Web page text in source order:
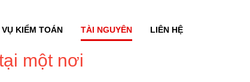
VỤ KIỂM TOÁN TÀI NGUYÊN LIÊN HỆ
một nơi